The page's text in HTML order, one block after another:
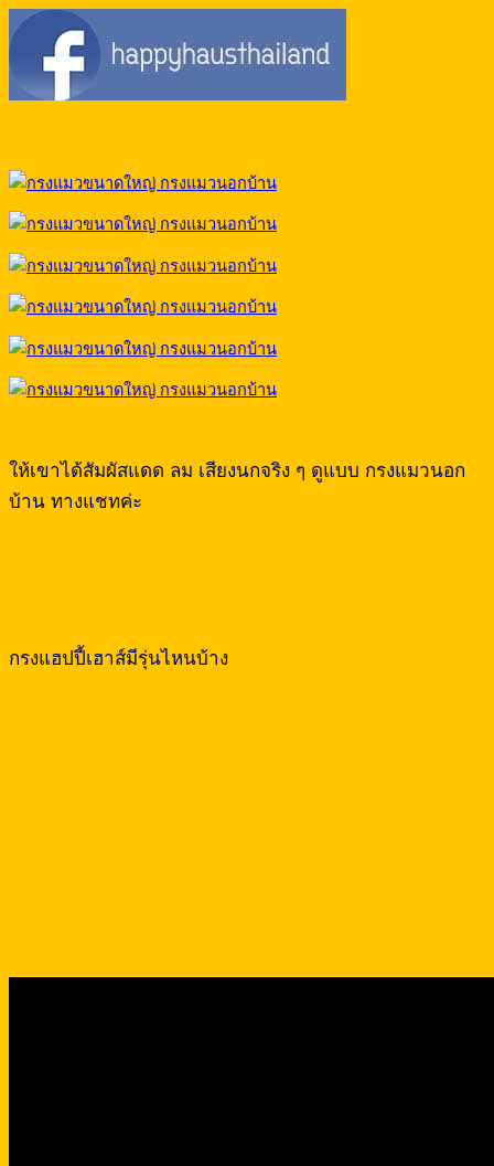
ให้เขาได้สัมผัสแดด ลม เสียงนกจริง ๆ ดูแบบ กรงแมวนอก
บ้าน ทางแชทค่ะ
กรงแฮปปี้เฮาส์มีรุ่นไหนบ้าง